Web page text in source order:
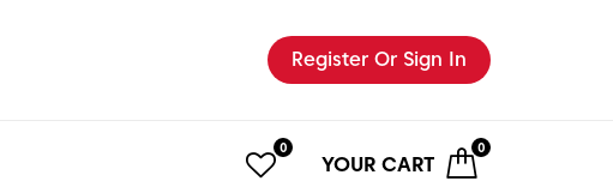
Register Or Sign In
0 0
YOUR CART